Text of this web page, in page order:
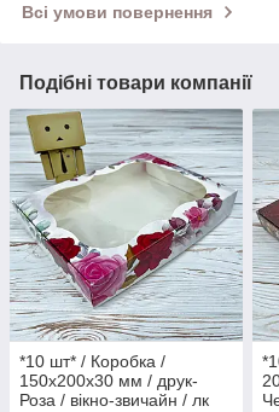
Всі умови повернення
Подібні товари компанії
*10 шт* / Коробка /
150х200х30 мм / друк-
Роза / вікно-звичайн / лк